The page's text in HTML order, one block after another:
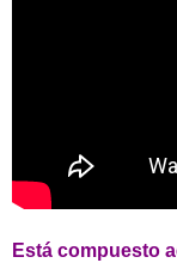
Está compuesto